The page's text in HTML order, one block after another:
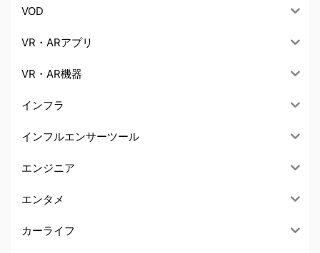
VOD
VR・ARアプリ
VR・AR機器
インフラ
インフルエンサーツール
エンジニア
エンタメ
カーライフ